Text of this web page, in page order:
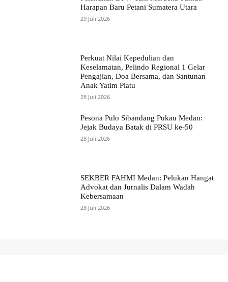
Harapan Baru Petani Sumatera Utara
29 Juli 2026
Perkuat Nilai Kepedulian dan
Keselamatan, Pelindo Regional 1 Gelar
Pengajian, Doa Bersama, dan Santunan
Anak Yatim Piatu
28 Juli 2026
Pesona Pulo Sibandang Pukau Medan:
Jejak Budaya Batak di PRSU ke-50
28 Juli 2026
SEKBER FAHMI Medan: Pelukan Hangat
Advokat dan Jurnalis Dalam Wadah
Kebersamaan
28 Juli 2026